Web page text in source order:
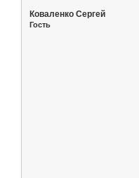
Коваленко Сергей
Гость